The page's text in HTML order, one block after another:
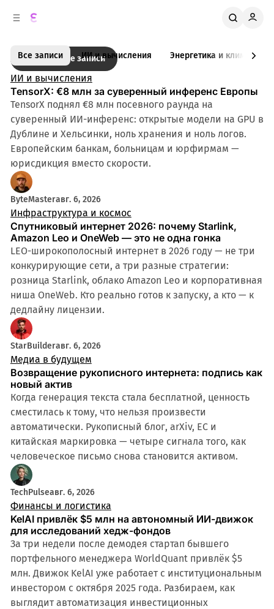
E
c
l
i
b
r
a
Все записи ИИ и вычисления Энергетика и климат
Записи
Предыдущие записи
ИИ и вычисления
TensorX: €8 млн за суверенный инференс Европы
TensorX поднял €8 млн посевного раунда на
суверенный ИИ-инференс: открытые модели на GPU в
Дублине и Хельсинки, ноль хранения и ноль логов.
Европейским банкам, больницам и юрфирмам —
юрисдикция вместо скорости.
ByteMasterавг. 6, 2026
Инфраструктура и космос
Спутниковый интернет 2026: почему Starlink,
Amazon Leo и OneWeb — это не одна гонка
LEO-широкополосный интернет в 2026 году — не три
конкурирующие сети, а три разные стратегии:
розница Starlink, облако Amazon Leo и корпоративная
ниша OneWeb. Кто реально готов к запуску, а кто — к
дедлайну лицензии.
StarBuilderавг. 6, 2026
Медиа в будущем
Возвращение рукописного интернета: подпись как
новый актив
Когда генерация текста стала бесплатной, ценность
сместилась к тому, что нельзя произвести
автоматически. Рукописный блог, arXiv, ЕС и
китайская маркировка — четыре сигнала того, как
человеческое письмо снова становится активом.
TechPulseавг. 6, 2026
Финансы и логистика
KelAI привлёк $5 млн на автономный ИИ-движок
для исследований хедж-фондов
За три недели после демодея стартап бывшего
портфельного менеджера WorldQuant привлёк $5
млн. Движок KelAI уже работает с институциональным
инвестором с октября 2025 года. Разбираем, как
выглядит автоматизация инвестиционных